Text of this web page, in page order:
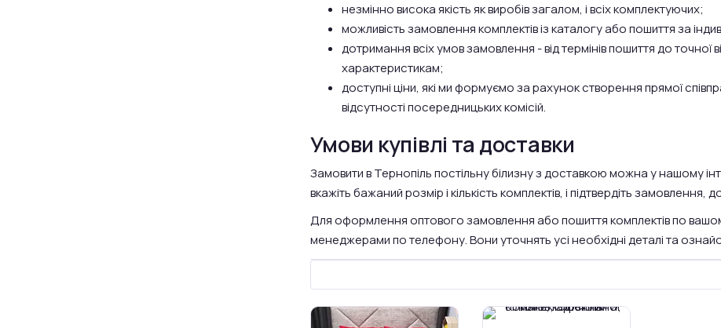
незмінно висока якість як виробів загалом, і всіх комплектуючих;
можливість замовлення комплектів із каталогу або пошиття за
дотримання всіх умов замовлення - від термінів пошиття до точної
характеристикам;
доступні ціни, які ми формуємо за рахунок створення прямої
відсутності посередницьких комісій.
Умови купівлі та доставки
Замовити в Тернопіль постільну білизну з доставкою можна у нашому
вкажіть бажаний розмір і кількість комплектів, і підтвердіть замовлення,
Для оформлення оптового замовлення або пошиття комплектів по
менеджерами по телефону. Вони уточнять усі необхідні деталі та